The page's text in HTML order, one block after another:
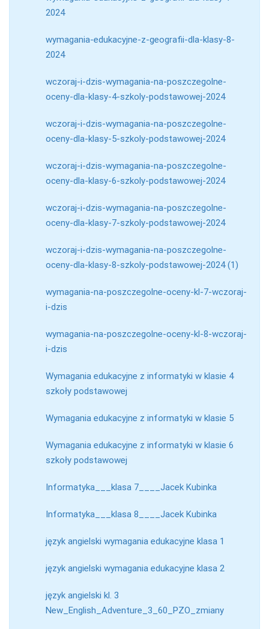
2024
wymagania-edukacyjne-z-geografii-dla-klasy-8-
2024
wczoraj-i-dzis-wymagania-na-poszczegolne-
oceny-dla-klasy-4-szkoly-podstawowej-2024
wczoraj-i-dzis-wymagania-na-poszczegolne-
oceny-dla-klasy-5-szkoly-podstawowej-2024
wczoraj-i-dzis-wymagania-na-poszczegolne-
oceny-dla-klasy-6-szkoly-podstawowej-2024
wczoraj-i-dzis-wymagania-na-poszczegolne-
oceny-dla-klasy-7-szkoly-podstawowej-2024
wczoraj-i-dzis-wymagania-na-poszczegolne-
oceny-dla-klasy-8-szkoly-podstawowej-2024 (1)
wymagania-na-poszczegolne-oceny-kl-7-wczoraj-
i-dzis
wymagania-na-poszczegolne-oceny-kl-8-wczoraj-
i-dzis
Wymagania edukacyjne z informatyki w klasie 4
szkoły podstawowej
Wymagania edukacyjne z informatyki w klasie 5
Wymagania edukacyjne z informatyki w klasie 6
szkoły podstawowej
Informatyka___klasa 7____Jacek Kubinka
Informatyka___klasa 8____Jacek Kubinka
język angielski wymagania edukacyjne klasa 1
język angielski wymagania edukacyjne klasa 2
język angielski kl. 3
New_English_Adventure_3_60_PZO_zmiany